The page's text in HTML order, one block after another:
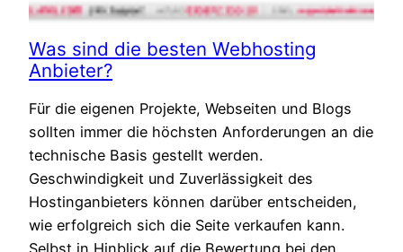
Was sind die besten Webhosting
Anbieter?
Für die eigenen Projekte, Webseiten und Blogs
sollten immer die höchsten Anforderungen an die
technische Basis gestellt werden.
Geschwindigkeit und Zuverlässigkeit des
Hostinganbieters können darüber entscheiden,
wie erfolgreich sich die Seite verkaufen kann.